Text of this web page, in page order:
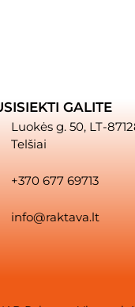
GALITE
Luokės g. 50, LT-
Telšiai
+370 677 69713
info@raktava.lt